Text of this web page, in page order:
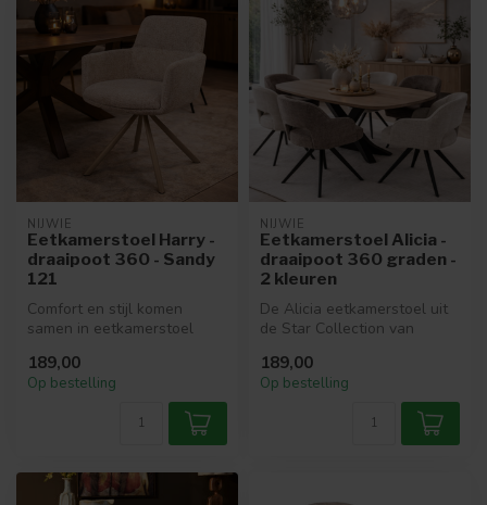
NIJWIE
Eetkamerstoel Harry -
draaipoot 360 - Sandy
121
Comfort en stijl komen
samen in eetkamerstoel
Collection van...
189,00
Op bestelling
NIJWIE
Eetkamerstoel Alicia -
draaipoot 360 graden -
2 kleuren
De Alicia eetkamerstoel uit
de Star Collection van
bal...
189,00
Op bestelling